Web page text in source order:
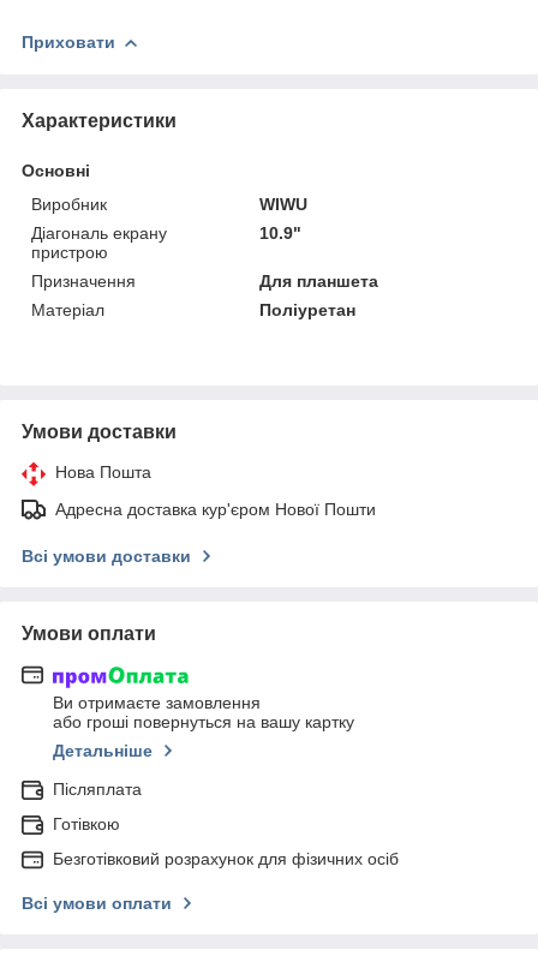
Приховати
Характеристики
Основні
Виробник
WIWU
Діагональ екрану
пристрою
10.9"
Призначення
Для планшета
Матеріал
Поліуретан
Умови доставки
Нова Пошта
Адресна доставка кур'єром Нової Пошти
Всі умови доставки
Умови оплати
Ви отримаєте замовлення
або гроші повернуться на вашу картку
Детальніше
Післяплата
Готівкою
Безготівковий розрахунок для фізичних осіб
Всі умови оплати